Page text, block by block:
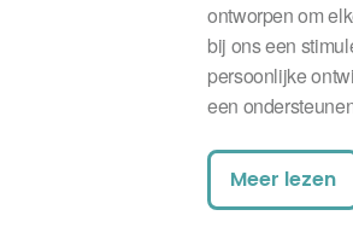
ontworpen om
bij ons een
persoonlijke
een
Meer lezen